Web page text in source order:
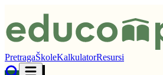
PretragaŠkoleKalkulatorResursi